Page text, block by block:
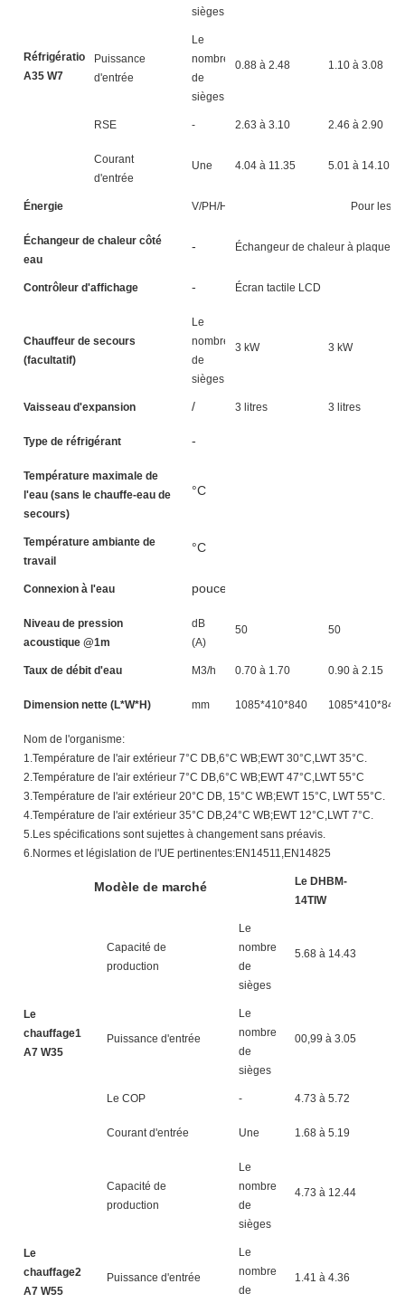
Réfrigération4
A35 W7
sièges
Puissance
d'entrée
Le
nombre
de
sièges
0.88 à 2.48 1.10 à 3.08
RSE - 2.63 à 3.10 2.46 à 2.90
Courant
d'entrée
Une 4.04 à 11.35 5.01 à 14.10
Énergie V/PH/HZ Pour les
Échangeur de chaleur côté
eau
- Échangeur de chaleur à plaques
Contrôleur d'affichage - Écran tactile LCD
Chauffeur de secours
(facultatif)
Le
nombre
de
sièges
3 kW 3 kW
Vaisseau d'expansion / 3 litres 3 litres
Type de réfrigérant -
Température maximale de
l'eau (sans le chauffe-eau de
secours)
°C
Température ambiante de
travail
°C
Connexion à l'eau pouces
Niveau de pression
acoustique @1m
dB
(A)
50 50
Taux de débit d'eau M3/h 0.70 à 1.70 0.90 à 2.15
Dimension nette (L*W*H) mm 1085*410*840 1085*410*840
Nom de l'organisme:
1.Température de l'air extérieur 7°C DB,6°C WB;EWT 30°C,LWT 35°C.
2.Température de l'air extérieur 7°C DB,6°C WB;EWT 47°C,LWT 55°C
3.Température de l'air extérieur 20°C DB, 15°C WB;EWT 15°C, LWT 55°C.
4.Température de l'air extérieur 35°C DB,24°C WB;EWT 12°C,LWT 7°C.
5.Les spécifications sont sujettes à changement sans préavis.
6.Normes et législation de l'UE pertinentes:EN14511,EN14825
Modèle de marché
Le DHBM-
14TIW
Le
chauffage1
A7 W35
Capacité de
production
Le
nombre
de
sièges
5.68 à 14.43
Puissance d'entrée
Le
nombre
de
sièges
00,99 à 3.05
Le COP - 4.73 à 5.72
Courant d'entrée Une 1.68 à 5.19
Le
chauffage2
A7 W55
Capacité de
production
Le
nombre
de
sièges
4.73 à 12.44
Puissance d'entrée
Le
nombre
de
1.41 à 4.36